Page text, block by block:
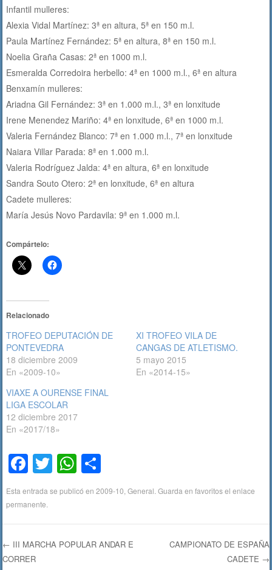
Infantil mulleres:
Alexia Vidal Martínez: 3ª en altura, 5ª en 150 m.l.
Paula Martínez Fernández: 5ª en altura, 8ª en 150 m.l.
Noelia Graña Casas: 2ª en 1000 m.l.
Esmeralda Corredoira herbello: 4ª en 1000 m.l., 6ª en altura
Benxamín mulleres:
Ariadna Gil Fernández: 3ª en 1.000 m.l., 3ª en lonxitude
Irene Menendez Mariño: 4ª en lonxitude, 6ª en 1000 m.l.
Valeria Fernández Blanco: 7ª en 1.000 m.l., 7ª en lonxitude
Naiara Villar Parada: 8ª en 1.000 m.l.
Valeria Rodríguez Jalda: 4ª en altura, 6ª en lonxitude
Sandra Souto Otero: 2ª en lonxitude, 6ª en altura
Cadete mulleres:
María Jesús Novo Pardavila: 9ª en 1.000 m.l.
Compártelo:
Relacionado
TROFEO DEPUTACIÓN DE
PONTEVEDRA
18 diciembre 2009
En «2009-10»
XI TROFEO VILA DE
CANGAS DE ATLETISMO.
5 mayo 2015
En «2014-15»
VIAXE A OURENSE FINAL
LIGA ESCOLAR
12 diciembre 2017
En «2017/18»
F
a
c
e
b
o
T
wi
tt
er
W
h
at
s
A
o
m
p
ar
Esta entrada se publicó en2009-10 ,General . Guarda en favoritos elenlace
permanente
← III MARCHA POPULAR ANDAR E
CORRER
CAMPIONATO DE ESPAÑA
CADETE →